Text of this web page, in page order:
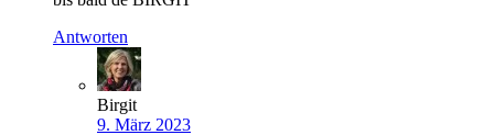
Antworten
Birgit
9. März 2023